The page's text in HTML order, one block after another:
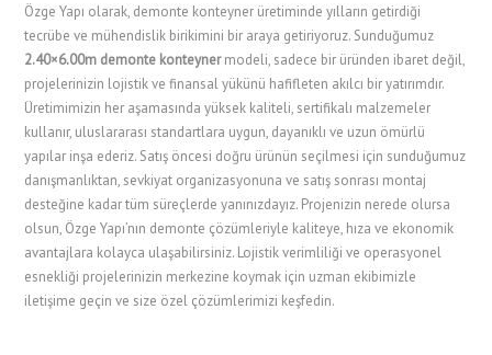
Özge Yapı olarak, demonte konteyner üretiminde yılların getirdiği
tecrübe ve mühendislik birikimini bir araya getiriyoruz. Sunduğumuz
2.40×6.00m demonte konteynermodeli, sadece bir üründen ibaret değil,
projelerinizin lojistik ve finansal yükünü hafifleten akılcı bir yatırımdır.
Üretimimizin her aşamasında yüksek kaliteli, sertifikalı malzemeler
kullanır, uluslararası standartlara uygun, dayanıklı ve uzun ömürlü
yapılar inşa ederiz. Satış öncesi doğru ürünün seçilmesi için sunduğumuz
danışmanlıktan, sevkiyat organizasyonuna ve satış sonrası montaj
desteğine kadar tüm süreçlerde yanınızdayız. Projenizin nerede olursa
olsun, Özge Yapı’nın demonte çözümleriyle kaliteye, hıza ve ekonomik
avantajlara kolayca ulaşabilirsiniz. Lojistik verimliliği ve operasyonel
esnekliği projelerinizin merkezine koymak için uzman ekibimizle
iletişime geçin ve size özel çözümlerimizi keşfedin.